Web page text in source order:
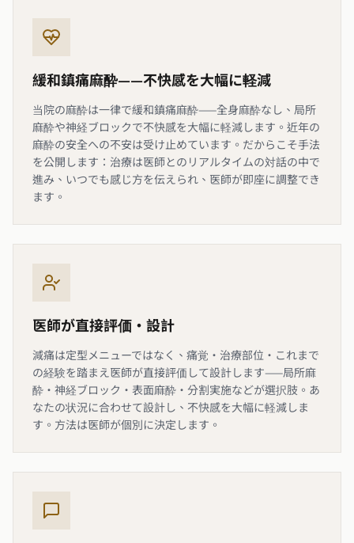
緩和鎮痛麻酔——不快感を大幅に軽減
当院の麻酔は一律で緩和鎮痛麻酔——全身麻酔なし、局所
麻酔や神経ブロックで不快感を大幅に軽減します。近年の
麻酔の安全への不安は受け止めています。だからこそ手法
を公開します：治療は医師とのリアルタイムの対話の中で
進み、いつでも感じ方を伝えられ、医師が即座に調整でき
ます。
医師が直接評価・設計
減痛は定型メニューではなく、痛覚・治療部位・これまで
の経験を踏まえ医師が直接評価して設計します——局所麻
酔・神経ブロック・表面麻酔・分割実施などが選択肢。あ
なたの状況に合わせて設計し、不快感を大幅に軽減しま
す。方法は医師が個別に決定します。